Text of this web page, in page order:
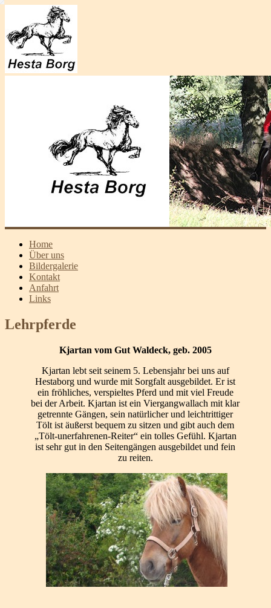
Home
Über uns
Bildergalerie
Kontakt
Anfahrt
Links
Lehrpferde
Kjartan vom Gut Waldeck, geb. 2005
Kjartan lebt seit seinem 5. Lebensjahr bei uns auf
Hestaborg und wurde mit Sorgfalt ausgebildet. Er ist
ein fröhliches, verspieltes Pferd und mit viel Freude
bei der Arbeit. Kjartan ist ein Viergangwallach mit klar
getrennte Gängen, sein natürlicher und leichtrittiger
Tölt ist äußerst bequem zu sitzen und gibt auch dem
„Tölt-unerfahrenen-Reiter“ ein tolles Gefühl. Kjartan
ist sehr gut in den Seitengängen ausgebildet und fein
zu reiten.